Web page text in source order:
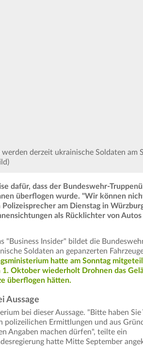
derzeit ukrainische Soldaten am
dafür, dass der Bundeswehr-
überflogen wurde. "Wir können
am Dienstag in
als Rücklichter von
"Business Insider" bildet die
Soldaten an gepanzerten
hatte am Sonntag
1. Oktober wiederholt Drohnen das
überflogen hätten.
Aussage
bei dieser Aussage. "Bitte haben Sie
polizeilichen Ermittlungen und aus
Angaben machen dürfen", teilte ein
hatte Mitte September